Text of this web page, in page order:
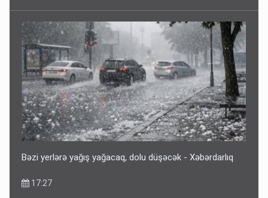
Bəzi yerlərə yağış yağacaq, dolu düşəcək - Xəbərdarlıq
17:27